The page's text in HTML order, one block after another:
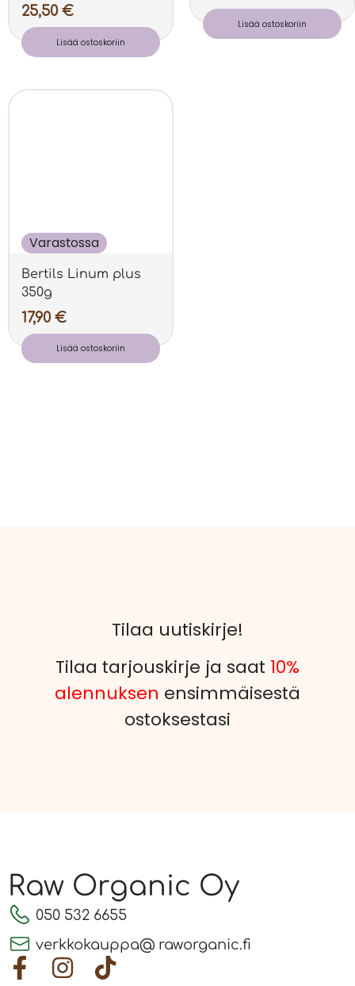
25,50 €
Lisää ostoskoriin
Lisää ostoskoriin
Varastossa
Bertils Linum plus
350g
17,90 €
Lisää ostoskoriin
Tilaa uutiskirje!
Tilaa tarjouskirje ja saat 10%
alennuksen ensimmäisestä
ostoksestasi
Raw Organic Oy
050 532 6655
verkkokauppa@ raworganic.fi